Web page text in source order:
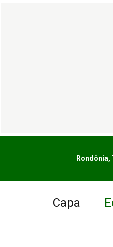
Rondônia,
Capa